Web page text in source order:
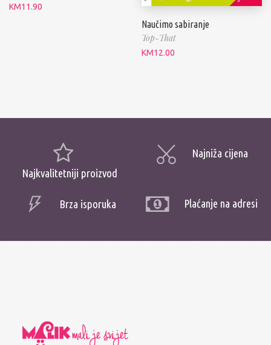
KM11.90
Naučimo sabiranje
Top-That
KM12.00
Najkvalitetniji proizvod
Najniža cijena
Brza isporuka Plaćanje na adresi